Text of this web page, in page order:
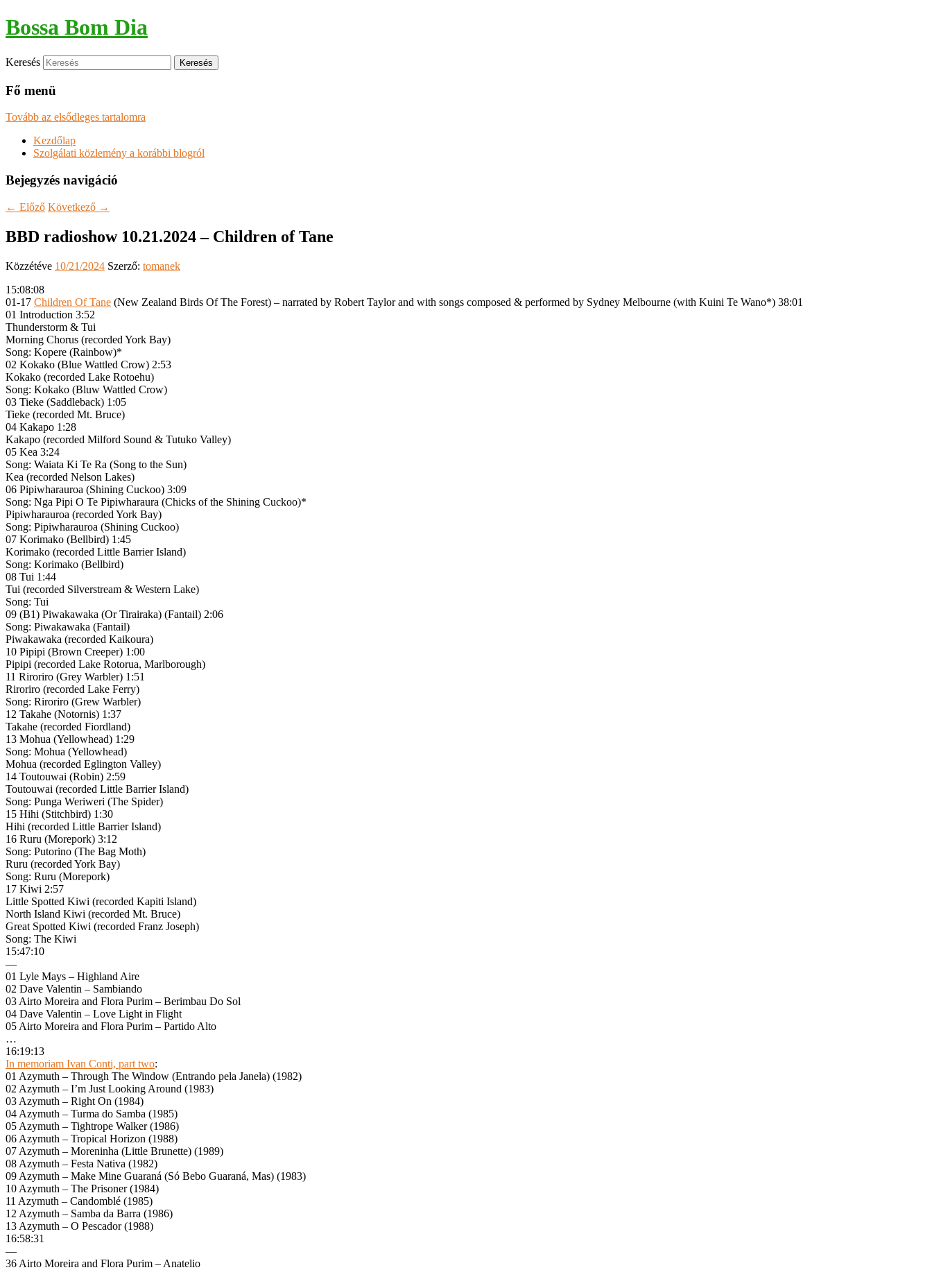
Bossa Bom Dia
Keresés
Fő menü
Tovább az elsődleges tartalomra
Kezdőlap
Szolgálati közlemény a korábbi blogról
Bejegyzés navigáció
← Előző Következő →
BBD radioshow 10.21.2024 – Children of Tane
Közzétéve 10/21/2024 Szerző: tomanek
15:08:08
01-17 Children Of Tane (New Zealand Birds Of The Forest) – narrated by Robert Taylor and with songs composed & performed by Sydney Melbourne (with Kuini Te Wano*) 38:01
01 Introduction 3:52
Thunderstorm & Tui
Morning Chorus (recorded York Bay)
Song: Kopere (Rainbow)*
02 Kokako (Blue Wattled Crow) 2:53
Kokako (recorded Lake Rotoehu)
Song: Kokako (Bluw Wattled Crow)
03 Tieke (Saddleback) 1:05
Tieke (recorded Mt. Bruce)
04 Kakapo 1:28
Kakapo (recorded Milford Sound & Tutuko Valley)
05 Kea 3:24
Song: Waiata Ki Te Ra (Song to the Sun)
Kea (recorded Nelson Lakes)
06 Pipiwharauroa (Shining Cuckoo) 3:09
Song: Nga Pipi O Te Pipiwharaura (Chicks of the Shining Cuckoo)*
Pipiwharauroa (recorded York Bay)
Song: Pipiwharauroa (Shining Cuckoo)
07 Korimako (Bellbird) 1:45
Korimako (recorded Little Barrier Island)
Song: Korimako (Bellbird)
08 Tui 1:44
Tui (recorded Silverstream & Western Lake)
Song: Tui
09 (B1) Piwakawaka (Or Tirairaka) (Fantail) 2:06
Song: Piwakawaka (Fantail)
Piwakawaka (recorded Kaikoura)
10 Pipipi (Brown Creeper) 1:00
Pipipi (recorded Lake Rotorua, Marlborough)
11 Riroriro (Grey Warbler) 1:51
Riroriro (recorded Lake Ferry)
Song: Riroriro (Grew Warbler)
12 Takahe (Notornis) 1:37
Takahe (recorded Fiordland)
13 Mohua (Yellowhead) 1:29
Song: Mohua (Yellowhead)
Mohua (recorded Eglington Valley)
14 Toutouwai (Robin) 2:59
Toutouwai (recorded Little Barrier Island)
Song: Punga Weriweri (The Spider)
15 Hihi (Stitchbird) 1:30
Hihi (recorded Little Barrier Island)
16 Ruru (Morepork) 3:12
Song: Putorino (The Bag Moth)
Ruru (recorded York Bay)
Song: Ruru (Morepork)
17 Kiwi 2:57
Little Spotted Kiwi (recorded Kapiti Island)
North Island Kiwi (recorded Mt. Bruce)
Great Spotted Kiwi (recorded Franz Joseph)
Song: The Kiwi
15:47:10
—
01 Lyle Mays – Highland Aire
02 Dave Valentin – Sambiando
03 Airto Moreira and Flora Purim – Berimbau Do Sol
04 Dave Valentin – Love Light in Flight
05 Airto Moreira and Flora Purim – Partido Alto
…
16:19:13
In memoriam Ivan Conti, part two:
01 Azymuth – Through The Window (Entrando pela Janela) (1982)
02 Azymuth – I’m Just Looking Around (1983)
03 Azymuth – Right On (1984)
04 Azymuth – Turma do Samba (1985)
05 Azymuth – Tightrope Walker (1986)
06 Azymuth – Tropical Horizon (1988)
07 Azymuth – Moreninha (Little Brunette) (1989)
08 Azymuth – Festa Nativa (1982)
09 Azymuth – Make Mine Guaraná (Só Bebo Guaraná, Mas) (1983)
10 Azymuth – The Prisoner (1984)
11 Azymuth – Candomblé (1985)
12 Azymuth – Samba da Barra (1986)
13 Azymuth – O Pescador (1988)
16:58:31
—
36 Airto Moreira and Flora Purim – Anatelio